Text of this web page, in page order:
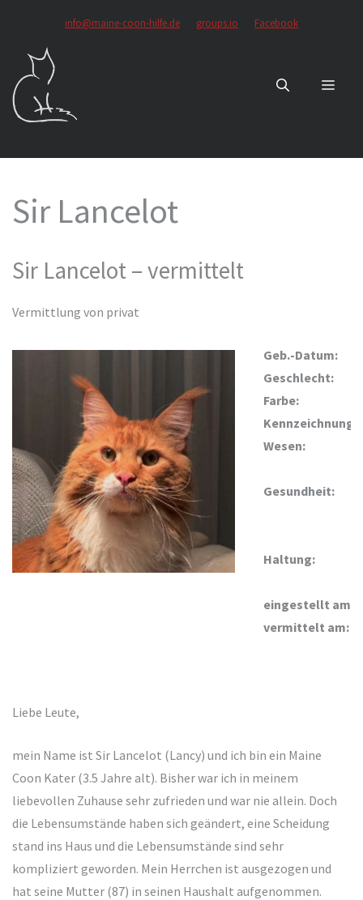
springen
info@maine-coon-hilfe.de groups.io Facebook
Sir Lancelot
Sir Lancelot – vermittelt
Vermittlung von privat
Geb.-Datum:
Geschlecht:
Farbe:
Kennzeichnung:
Wesen:
Gesundheit:
Haltung:
eingestellt am:
vermittelt am:
Liebe Leute,
mein Name ist Sir Lancelot (Lancy) und ich bin ein Maine
Coon Kater (3.5 Jahre alt). Bisher war ich in meinem
liebevollen Zuhause sehr zufrieden und war nie allein. Doch
die Lebensumstände haben sich geändert, eine Scheidung
stand ins Haus und die Lebensumstände sind sehr
kompliziert geworden. Mein Herrchen ist ausgezogen und
hat seine Mutter (87) in seinen Haushalt aufgenommen.